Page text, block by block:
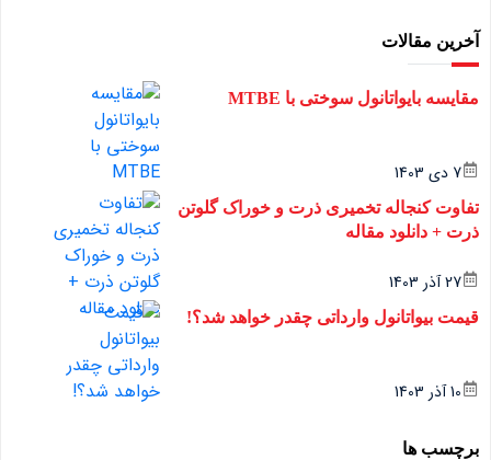
آخرین مقالات
مقایسه بایواتانول سوختی با MTBE
7 دی 1403
تفاوت کنجاله تخمیری ذرت و خوراک گلوتن
ذرت + دانلود مقاله
27 آذر 1403
قیمت بیواتانول وارداتی چقدر خواهد شد؟!
10 آذر 1403
برچسب ها